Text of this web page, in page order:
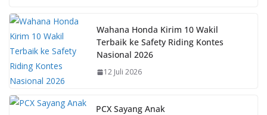
k p k
Wahana Honda Kirim 10 Wakil
Terbaik ke Safety Riding Kontes
Nasional 2026
12 Juli 2026
PCX Sayang Anak